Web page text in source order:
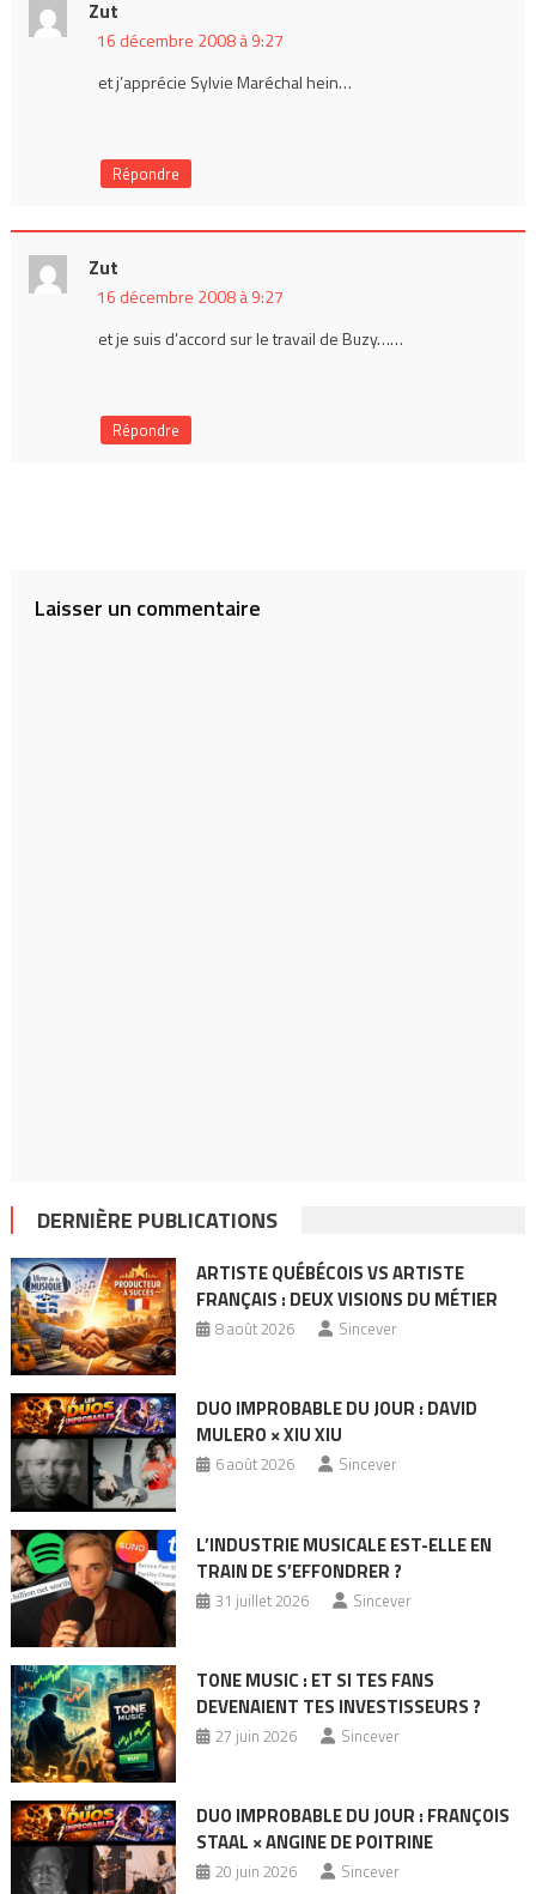
Zut
16 décembre 2008 à 9:27
et j’apprécie Sylvie Maréchal hein…
Répondre
Zut
16 décembre 2008 à 9:27
et je suis d’accord sur le travail de Buzy……
Répondre
Laisser un commentaire
DERNIÈRE PUBLICATIONS
ARTISTE QUÉBÉCOIS VS ARTISTE
FRANÇAIS : DEUX VISIONS DU MÉTIER
8 août 2026 Sincever
DUO IMPROBABLE DU JOUR : DAVID
MULERO × XIU XIU
6 août 2026 Sincever
L’INDUSTRIE MUSICALE EST-ELLE EN
TRAIN DE S’EFFONDRER ?
31 juillet 2026 Sincever
TONE MUSIC : ET SI TES FANS
DEVENAIENT TES INVESTISSEURS ?
27 juin 2026 Sincever
DUO IMPROBABLE DU JOUR : FRANÇOIS
STAAL × ANGINE DE POITRINE
20 juin 2026 Sincever